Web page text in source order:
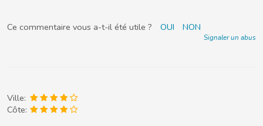
Ce commentaire vous a-t-il été utile ? OUI NON
Signaler un abus
Ville:
Côte: